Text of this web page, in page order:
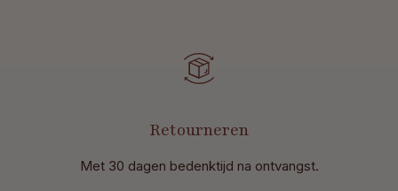
Retourneren
Met 30 dagen bedenktijd na ontvangst.